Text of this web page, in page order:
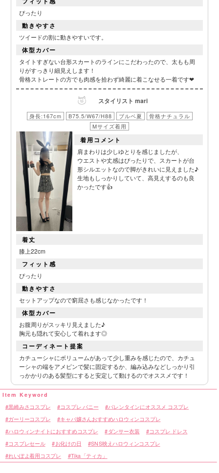
ぴったり
動きやすさ
ツイードの割に動きやすいです。
体型カバー
タイトすぎない台形スカートのラインにこだわったので、太もも周
りがすっきり細見えします！
骨格ストレートの方でも肉感を拾わず綺麗に着こなせる一着です❤︎
スタイリスト mari
身長:167cm B75.5/W67/H88 ブルベ夏
骨格ナチュラル
Mサイズ着用
着用コメント
肩まわりは少しゆとりを感じましたが、
ウエストや丈感はぴったりで、スカートが台
形シルエットなので脚がきれいに見えました♪
生地もしっかりしていて、高見えするのも良
かったです👍
着丈
膝上22cm
フィット感
ぴったり
動きやすさ
セットアップなので窮屈さも感じなかったです！
体型カバー
お腹周りがスッキリ見えました♪
胸元も隠れて安心して着れます◎
コーディネート提案
カチューシャにボリュームがあって少し重みを感じたので、カチュ
ーシャの端をアメピンで髪に固定するか、編み込みなどしっかり引
っかかりのある髪型にすると安定して動けるのでオススメです！
黒崎みさコスプレ コスプレ バニー バレンタインにオススメ コスプレ
ガーリーコスプレ キャバ嬢さんおすすめハロウィンコスプレ
ハロウィンナイトにおすすめコスプレ ダンサー衣装 コスプレ ドレス
コスプレセール お化けの日
SNS映えハロウィンコスプレ
れいぽよ着用コスプレ
Tika「ティカ」